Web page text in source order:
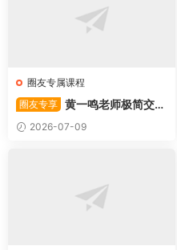
圈友专属课程
圈友专享 黄一鸣老师极简交易
系统2026-07-09